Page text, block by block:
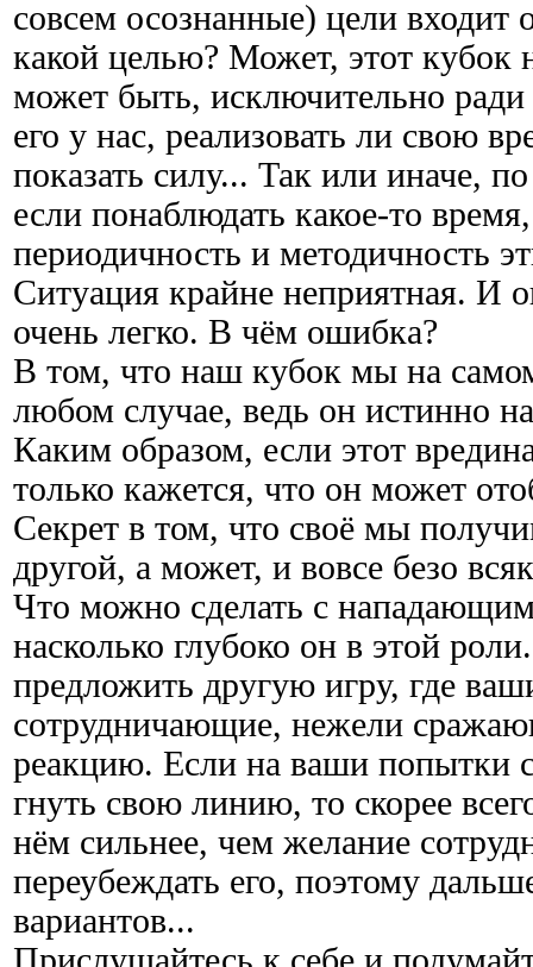
совсем осознанные) цели входит
какой целью? Может, этот
может быть, исключительно ради
его у нас, реализовать ли свою
показать силу... Так или иначе,
если понаблюдать какое-то
периодичность и методичность
Ситуация крайне неприятная. И
очень легко. В чём ошибка?
В том, что наш кубок мы на
любом случае, ведь он истинно
Каким образом, если этот
только кажется, что он может
Секрет в том, что своё мы
другой, а может, и вовсе безо
Что можно сделать с
насколько глубоко он в этой
предложить другую игру, где
сотрудничающие, нежели
реакцию. Если на ваши попытки
гнуть свою линию, то скорее
нём сильнее, чем желание
переубеждать его, поэтому
вариантов...